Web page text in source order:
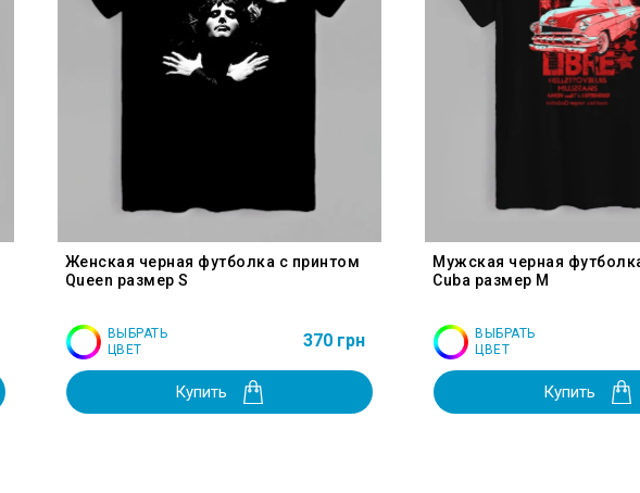
Женская черная футболка с принтом
Queen размер S
ВЫБРАТЬ
ЦВЕТ
370 грн
Купить
Мужская черная
Cuba размер M
ВЫБРАТЬ
ЦВЕТ
Купить